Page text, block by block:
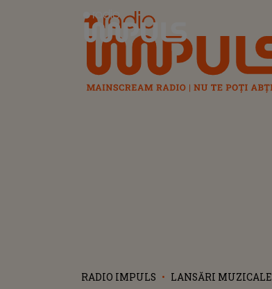
Radio Impuls
RADIO IMPULS LANSĂRI MUZICALE